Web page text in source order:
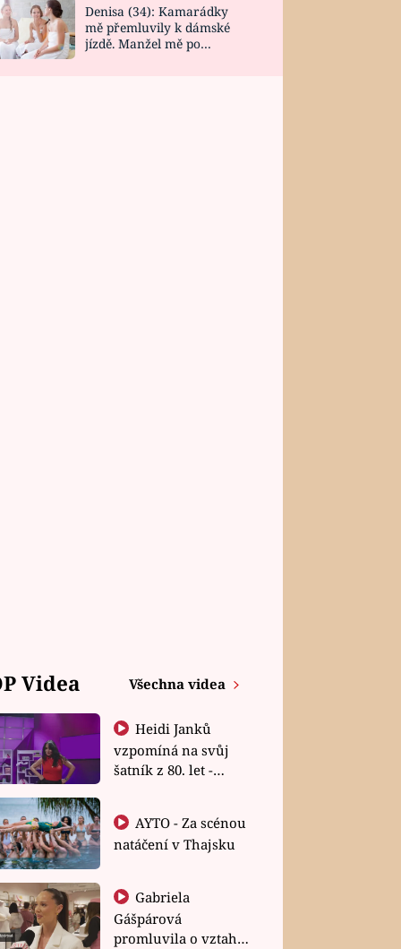
Denisa (34): Kamarádky
mě přemluvily k dámské
jízdě. Manžel mě po
Videa Všechna videa
Heidi Janků
vzpomíná na svůj
šatník z 80. let -
natáčení v Thajsku
Gabriela
Gášpárová
promluvila o vztahu